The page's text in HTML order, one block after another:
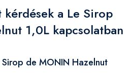
a Le Sirop
1,0L kapcsolatban
Sirop de MONIN Hazelnut